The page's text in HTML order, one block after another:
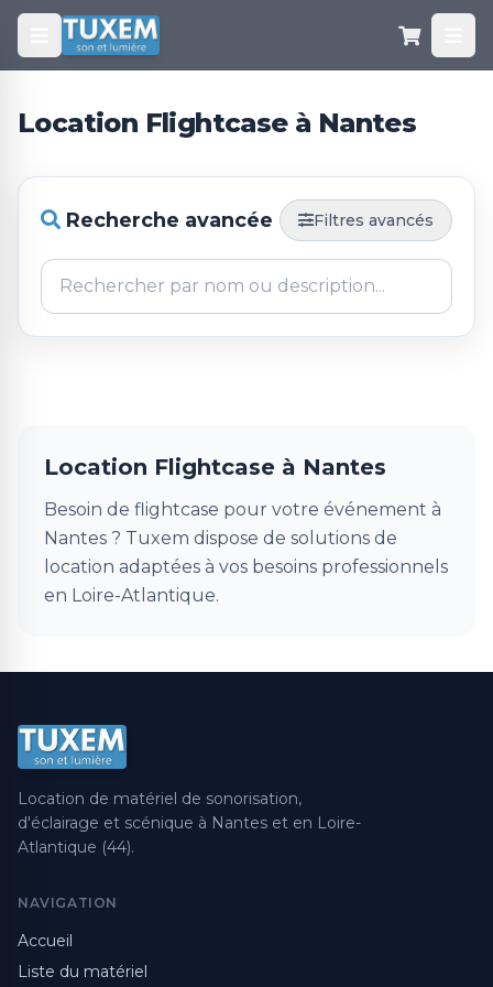
Location Flightcase à Nantes
Recherche avancée Filtres avancés
Location Flightcase à Nantes
Besoin de flightcase pour votre événement à
Nantes ? Tuxem dispose de solutions de
location adaptées à vos besoins professionnels
en Loire-Atlantique.
Location de matériel de sonorisation,
d'éclairage et scénique à Nantes et en Loire-
Atlantique (44).
NAVIGATION
Accueil
Liste du matériel